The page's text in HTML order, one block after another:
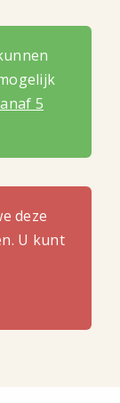
5
deze
U kunt